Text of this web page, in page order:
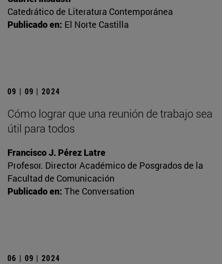
Catedrático de Literatura Contemporánea
Publicado en: El Norte Castilla
09 | 09 | 2024
Cómo lograr que una reunión de trabajo sea
útil para todos
Francisco J. Pérez Latre
Profesor. Director Académico de Posgrados de la
Facultad de Comunicación
Publicado en: The Conversation
06 | 09 | 2024